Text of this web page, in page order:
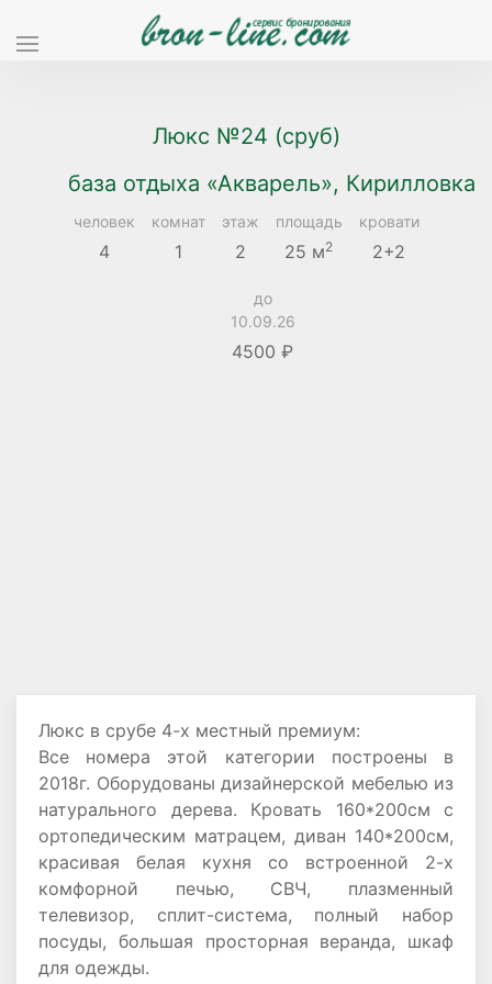
Люкс №24 (сруб)
база отдыха «Акварель», Кирилловка
человек
4
комнат
1
этаж
2
площадь
25 м2
кровати
2+2
до
10.09.26
4500 ₽
Люкс в срубе 4-х местный премиум:
Все номера этой категории построены в
2018г. Оборудованы дизайнерской мебелью из
натурального дерева. Кровать 160*200см с
ортопедическим матрацем, диван 140*200см,
красивая белая кухня со встроенной 2-х
комфорной печью, СВЧ, плазменный
телевизор, сплит-система, полный набор
посуды, большая просторная веранда, шкаф
для одежды.